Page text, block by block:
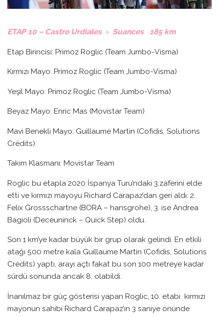
ETAP 10 – Castro Urdiales › Suances 185 km
Etap Birincisi: Primoz Roglic (Team Jumbo-Visma)
Kırmızı Mayo: Primoz Roglic (Team Jumbo-Visma)
Yeşil Mayo: Primoz Roglic (Team Jumbo-Visma)
Beyaz Mayo: Enric Mas (Movistar Team)
Mavi Benekli Mayo: Guillaume Martin (Cofidis, Solutions
Crédits)
Takım Klasmanı: Movistar Team
Roglic bu etapla 2020 İspanya Turu’ndaki 3.zaferini elde
etti ve kırmızı mayoyu Richard Carapaz’dan geri aldı. 2.
Felix Grossschartne (BORA – hansgrohe), 3. ise Andrea
Bagioli (Deceuninck – Quick Step) oldu.
Son 1 km’ye kadar büyük bir grup olarak gelindi. En etkili
atağı 500 metre kala Guillaume Martin (Cofidis, Solutions
Crédits) yaptı, arayı açtı fakat bu son 100 metreye kadar
sürdü sonunda ancak 8. olabildi.
İnanılmaz bir güç gösterisi yapan Roglic, 10. etabı kırmızı
mayonun sahibi Richard Carapaz’ın 3 saniye önünde